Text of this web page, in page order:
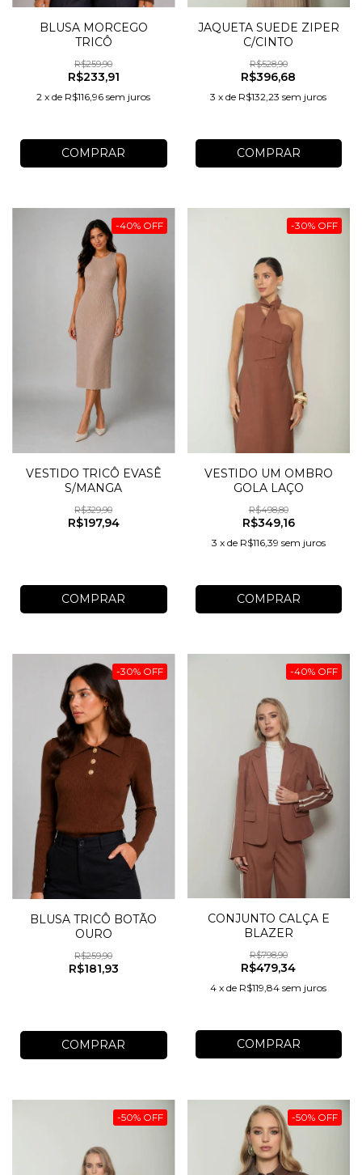
BLUSA MORCEGO
TRICÔ
R$259,90
R$233,91
2 xde R$116,96 sem juros
COMPRAR
JAQUETA SUEDE ZIPER
C/CINTO
R$528,90
R$396,68
3 xde R$132,23 sem juros
COMPRAR
-40% OFF
VESTIDO TRICÔ EVASÊ
S/MANGA
R$329,90
R$197,94
COMPRAR
-30% OFF
VESTIDO UM OMBRO
GOLA LAÇO
R$498,80
R$349,16
3 x de R$116,39 sem juros
COMPRAR
-30% OFF
BLUSA TRICÔ BOTÃO
OURO
R$259,90
R$181,93
COMPRAR
-40% OFF
CONJUNTO CALÇA E
BLAZER
R$798,90
R$479,34
4 xde R$119,84 sem juros
COMPRAR
-50% OFF -50% OFF